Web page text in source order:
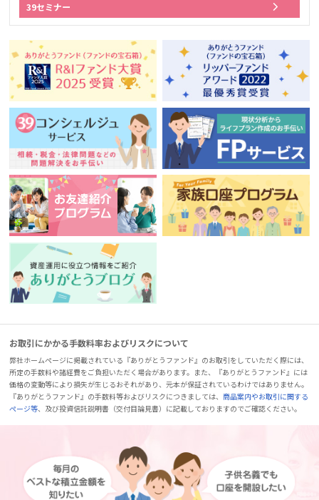
39セミナー
お取引にかかる手数料率およびリスクについて
弊社ホームページに掲載されている『ありがとうファンド』のお取引をしていただく際には、
所定の手数料や諸経費をご負担いただく場合があります。また、『ありがとうファンド』には
価格の変動等により損失が生じるおそれがあり、元本が保証されているわけではありません。
『ありがとうファンド』の手数料等およびリスクにつきましては、商品案内やお取引に関する
ページ等、及び投資信託説明書（交付目論見書）に記載しておりますのでご確認ください。